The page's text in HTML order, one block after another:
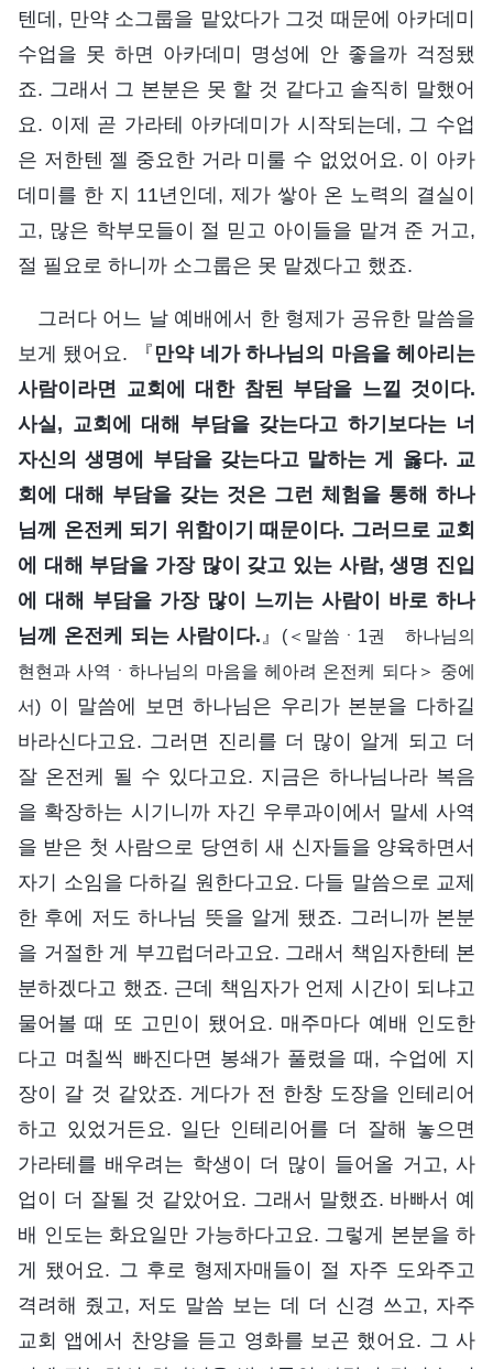
텐데, 만약 소그룹을 맡았다가 그것 때문에 아카데미
수업을 못 하면 아카데미 명성에 안 좋을까 걱정됐
죠. 그래서 그 본분은 못 할 것 같다고 솔직히 말했어
요. 이제 곧 가라테 아카데미가 시작되는데, 그 수업
은 저한텐 젤 중요한 거라 미룰 수 없었어요. 이 아카
데미를 한 지 11년인데, 제가 쌓아 온 노력의 결실이
고, 많은 학부모들이 절 믿고 아이들을 맡겨 준 거고,
절 필요로 하니까 소그룹은 못 맡겠다고 했죠.
그러다 어느 날 예배에서 한 형제가 공유한 말씀을
보게 됐어요. 『 만약 네가 하나님의 마음을 헤아리는
사람이라면 교회에 대한 참된 부담을 느낄 것이다.
사실, 교회에 대해 부담을 갖는다고 하기보다는 너
자신의 생명에 부담을 갖는다고 말하는 게 옳다. 교
회에 대해 부담을 갖는 것은 그런 체험을 통해 하나
님께 온전케 되기 위함이기 때문이다. 그러므로 교회
에 대해 부담을 가장 많이 갖고 있는 사람, 생명 진입
에 대해 부담을 가장 많이 느끼는 사람이 바로 하나
님께 온전케 되는 사람이다. 』 (＜말씀ㆍ1권 하나님의
현현과 사역ㆍ하나님의 마음을 헤아려 온전케 되다＞ 중에
서) 이 말씀에 보면 하나님은 우리가 본분을 다하길
바라신다고요. 그러면 진리를 더 많이 알게 되고 더
잘 온전케 될 수 있다고요. 지금은 하나님나라 복음
을 확장하는 시기니까 자긴 우루과이에서 말세 사역
을 받은 첫 사람으로 당연히 새 신자들을 양육하면서
자기 소임을 다하길 원한다고요. 다들 말씀으로 교제
한 후에 저도 하나님 뜻을 알게 됐죠. 그러니까 본분
을 거절한 게 부끄럽더라고요. 그래서 책임자한테 본
분하겠다고 했죠. 근데 책임자가 언제 시간이 되냐고
물어볼 때 또 고민이 됐어요. 매주마다 예배 인도한
다고 며칠씩 빠진다면 봉쇄가 풀렸을 때, 수업에 지
장이 갈 것 같았죠. 게다가 전 한창 도장을 인테리어
하고 있었거든요. 일단 인테리어를 더 잘해 놓으면
가라테를 배우려는 학생이 더 많이 들어올 거고, 사
업이 더 잘될 것 같았어요. 그래서 말했죠. 바빠서 예
배 인도는 화요일만 가능하다고요. 그렇게 본분을 하
게 됐어요. 그 후로 형제자매들이 절 자주 도와주고
격려해 줬고, 저도 말씀 보는 데 더 신경 쓰고, 자주
교회 앱에서 찬양을 듣고 영화를 보곤 했어요. 그 사